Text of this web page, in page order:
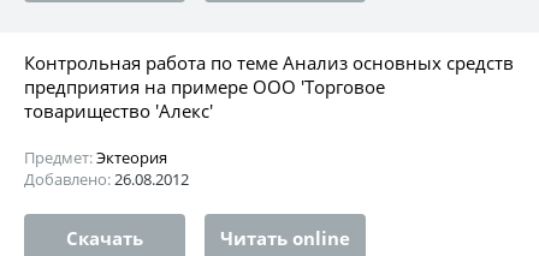
Контрольная работа по теме Анализ основных средств
предприятия на примере ООО 'Торговое
товарищество 'Алекс'
Предмет:Эктеория
Добавлено:26.08.2012
Скачать Читать online